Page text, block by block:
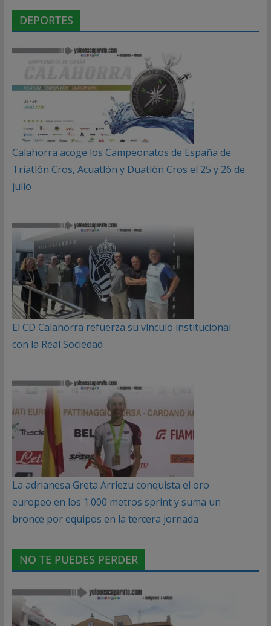
DEPORTES
Calahorra acoge los Campeonatos de España de
Triatlón Cros, Acuatlón y Duatlón Cros el 25 y 26 de
julio
El CD Calahorra refuerza su vínculo institucional
con la Real Sociedad
La adrianesa Greta Arriezu conquista el oro
europeo en los 1.000 metros sprint y suma un
bronce por equipos en la tercera jornada
NO TE PUEDES PERDER